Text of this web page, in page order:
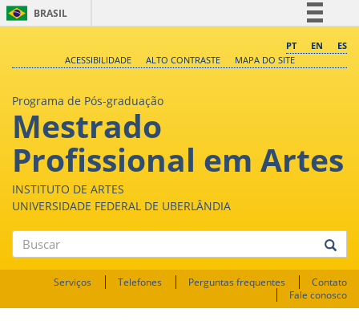
BRASIL
Comunica BR
Canais
PT EN
ES
ACESSIBILIDADE
ALTO CONTRASTE MAPA DO SITE
Programa de Pós-graduação
Mestrado
Profissional em Artes
INSTITUTO DE ARTES
UNIVERSIDADE FEDERAL DE UBERLÂNDIA
Buscar
Serviços Telefones Perguntas frequentes
Contato
Fale conosco